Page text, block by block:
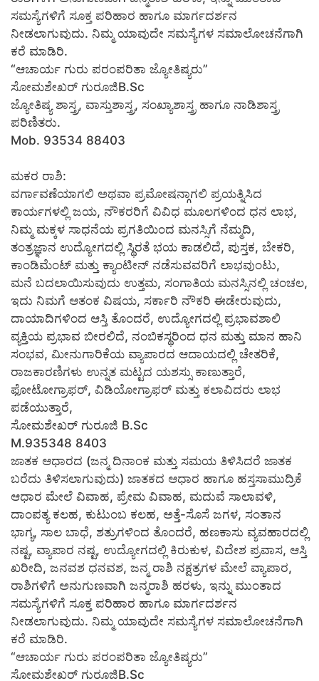
ಸಮಸ್ಯೆಗಳಿಗೆ ಸೂಕ್ತ ಪರಿಹಾರ ಹಾಗೂ ಮಾರ್ಗದರ್ಶನ
ನೀಡಲಾಗುವುದು. ನಿಮ್ಮ ಯಾವುದೇ ಸಮಸ್ಯೆಗಳ ಸಮಾಲೋಚನೆಗಾಗಿ
ಕರೆ ಮಾಡಿರಿ.
“ಆಚಾರ್ಯ ಗುರು ಪರಂಪರಿತಾ ಜ್ಯೋತಿಷ್ಯರು”
ಸೋಮಶೇಖರ್ ಗುರೂಜಿB.Sc
ಜ್ಯೋತಿಷ್ಯ ಶಾಸ್ತ್ರ, ವಾಸ್ತುಶಾಸ್ತ್ರ, ಸಂಖ್ಯಾಶಾಸ್ತ್ರ ಹಾಗೂ ನಾಡಿಶಾಸ್ತ್ರ
ಪರಿಣಿತರು.
Mob. 93534 88403
ಮಕರ ರಾಶಿ:
ವರ್ಗಾವಣೆಯಾಗಲಿ ಅಥವಾ ಪ್ರಮೋಷನ್ಗಾಗಲಿ ಪ್ರಯತ್ನಿಸಿದ
ಕಾರ್ಯಗಳಲ್ಲಿ ಜಯ, ನೌಕರರಿಗೆ ವಿವಿಧ ಮೂಲಗಳಿಂದ ಧನ ಲಾಭ,
ನಿಮ್ಮ ಮಕ್ಕಳ ಸಾಧನೆಯ ಪ್ರಗತಿಯಿಂದ ಮನಸ್ಸಿಗೆ ನೆಮ್ಮದಿ,
ತಂತ್ರಜ್ಞಾನ ಉದ್ಯೋಗದಲ್ಲಿ ಸ್ಥಿರತೆ ಭಯ ಕಾಡಲಿದೆ, ಪುಸ್ತಕ, ಬೇಕರಿ,
ಕಾಂಡಿಮೆಂಟ್ ಮತ್ತು ಕ್ಯಾಂಟೀನ್ ನಡೆಸುವವರಿಗೆ ಲಾಭವುಂಟು,
ಮನೆ ಬದಲಾಯಿಸುವುದು ಉತ್ತಮ, ಸಂಗಾತಿಯ ಮನಸ್ಸಿನಲ್ಲಿ ಚಂಚಲ,
ಇದು ನಿಮಗೆ ಆತಂಕ ವಿಷಯ, ಸರ್ಕಾರಿ ನೌಕರಿ ಈಡೇರುವುದು,
ದಾಯಾದಿಗಳಿಂದ ಆಸ್ತಿ ತೊಂದರೆ, ಉದ್ಯೋಗದಲ್ಲಿ ಪ್ರಭಾವಶಾಲಿ
ವ್ಯಕ್ತಿಯ ಪ್ರಭಾವ ಬೀರಲಿದೆ, ನಂಬಿಕಸ್ಥರಿಂದ ಧನ ಮತ್ತು ಮಾನ ಹಾನಿ
ಸಂಭವ, ಮೀನುಗಾರಿಕೆಯ ವ್ಯಾಪಾರದ ಆದಾಯದಲ್ಲಿ ಚೇತರಿಕೆ,
ರಾಜಕಾರಣಿಗಳು ಉನ್ನತ ಮಟ್ಟದ ಯಶಸ್ಸು ಕಾಣುತ್ತಾರೆ,
ಫೋಟೋಗ್ರಾಫರ್, ವಿಡಿಯೋಗ್ರಾಫರ್ ಮತ್ತು ಕಲಾವಿದರು ಲಾಭ
ಪಡೆಯುತ್ತಾರೆ,
ಸೋಮಶೇಖರ್ ಗುರೂಜಿ B.Sc
M.935348 8403
ಜಾತಕ ಆಧಾರದ (ಜನ್ಮ ದಿನಾಂಕ ಮತ್ತು ಸಮಯ ತಿಳಿಸಿದರೆ ಜಾತಕ
ಬರೆದು ತಿಳಿಸಲಾಗುವುದು) ಜಾತಕದ ಆಧಾರ ಹಾಗೂ ಹಸ್ತಸಾಮುದ್ರಿಕೆ
ಆಧಾರ ಮೇಲೆ ವಿವಾಹ, ಪ್ರೇಮ ವಿವಾಹ, ಮದುವೆ ಸಾಲಾವಳಿ,
ದಾಂಪತ್ಯ ಕಲಹ, ಕುಟುಂಬ ಕಲಹ, ಅತ್ತೆ-ಸೊಸೆ ಜಗಳ, ಸಂತಾನ
ಭಾಗ್ಯ, ಸಾಲ ಬಾಧೆ, ಶತ್ರುಗಳಿಂದ ತೊಂದರೆ, ಹಣಕಾಸು ವ್ಯವಹಾರದಲ್ಲಿ
ನಷ್ಟ, ವ್ಯಾಪಾರ ನಷ್ಟ, ಉದ್ಯೋಗದಲ್ಲಿ ಕಿರುಕುಳ, ವಿದೇಶ ಪ್ರವಾಸ, ಆಸ್ತಿ
ಖರೀದಿ, ಜನವಶ ಧನವಶ, ಜನ್ಮ ರಾಶಿ ನಕ್ಷತ್ರಗಳ ಮೇಲೆ ವ್ಯಾಪಾರ,
ರಾಶಿಗಳಿಗೆ ಅನುಗುಣವಾಗಿ ಜನ್ಮರಾಶಿ ಹರಳು, ಇನ್ನು ಮುಂತಾದ
ಸಮಸ್ಯೆಗಳಿಗೆ ಸೂಕ್ತ ಪರಿಹಾರ ಹಾಗೂ ಮಾರ್ಗದರ್ಶನ
ನೀಡಲಾಗುವುದು. ನಿಮ್ಮ ಯಾವುದೇ ಸಮಸ್ಯೆಗಳ ಸಮಾಲೋಚನೆಗಾಗಿ
ಕರೆ ಮಾಡಿರಿ.
“ಆಚಾರ್ಯ ಗುರು ಪರಂಪರಿತಾ ಜ್ಯೋತಿಷ್ಯರು”
ಸೋಮಶೇಖರ್ ಗುರೂಜಿB.Sc